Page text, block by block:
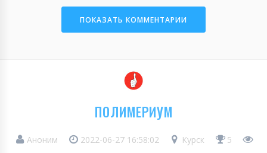
ПОКАЗАТЬ КОММЕНТАРИИ
ПОЛИМЕРИУМ
Аноним 2022-06-27 16:58:02 Курск
5